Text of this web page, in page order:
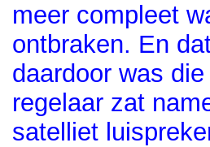
meer compleet
ontbraken. En
daardoor was
regelaar zat
satelliet